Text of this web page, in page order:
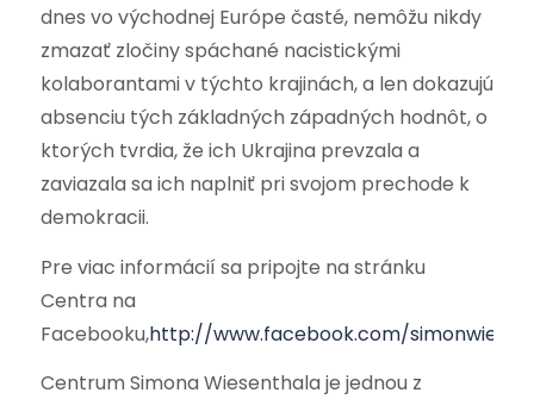
dnes vo východnej Európe časté, nemôžu nikdy
zmazať zločiny spáchané nacistickými
kolaborantami v týchto krajinách, a len dokazujú
absenciu tých základných západných hodnôt, o
ktorých tvrdia, že ich Ukrajina prevzala a
zaviazala sa ich naplniť pri svojom prechode k
demokracii.
Pre viac informácií sa pripojte na stránku
Centra na
Facebooku,http://www.facebook.com/
Centrum Simona Wiesenthala je jednou z